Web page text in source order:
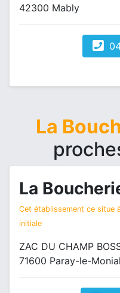
42300 Mably
La
La
Cet établissement ce situe
initiale
ZAC DU CHAMP
71600 Paray-le-Monial